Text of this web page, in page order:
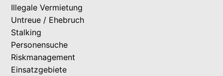
Illegale Vermietung
Untreue / Ehebruch
Stalking
Personensuche
Riskmanagement
Einsatzgebiete